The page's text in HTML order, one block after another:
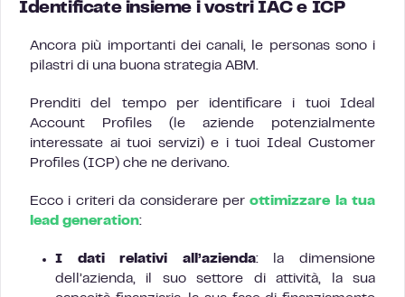
Identificate insieme i vostri IAC e ICP
Ancora più importanti dei canali, le personas sono i
pilastri di una buona strategia ABM.
Prenditi del tempo per identificare i tuoi Ideal
Account Profiles (le aziende potenzialmente
interessate ai tuoi servizi) e i tuoi Ideal Customer
Profiles (ICP) che ne derivano.
Ecco i criteri da considerare perottimizzare la tua
lead generation:
I dati relativi all’azienda: la dimensione
dell’azienda, il suo settore di attività, la sua